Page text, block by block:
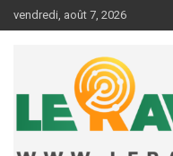
au
vendredi, août 7, 2026